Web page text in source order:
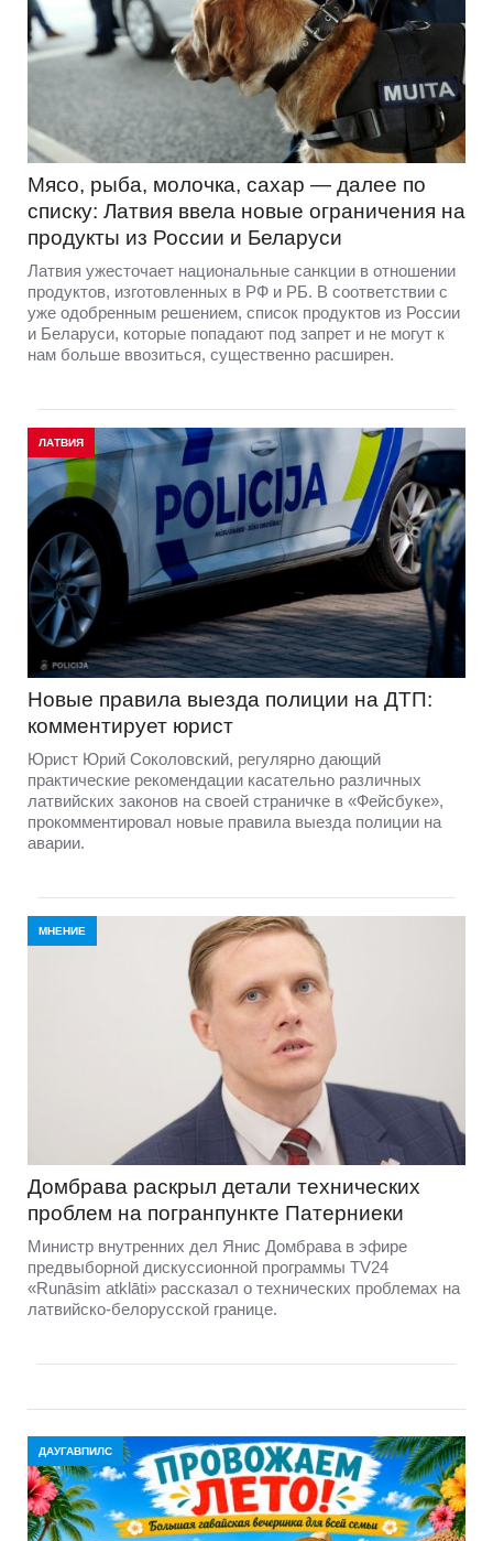
Мясо, рыба, молочка, сахар — далее по
списку: Латвия ввела новые ограничения на
продукты из России и Беларуси
Латвия ужесточает национальные санкции в отношении
продуктов, изготовленных в РФ и РБ. В соответствии с
уже одобренным решением, список продуктов из России
и Беларуси, которые попадают под запрет и не могут к
нам больше ввозиться, существенно расширен.
ЛАТВИЯ
Новые правила выезда полиции на ДТП:
комментирует юрист
Юрист Юрий Соколовский, регулярно дающий
практические рекомендации касательно различных
латвийских законов на своей страничке в «Фейсбуке»,
прокомментировал новые правила выезда полиции на
аварии.
МНЕНИЕ
Домбравa раскрыл детали технических
проблем на погранпункте Патерниеки
Министр внутренних дел Янис Домбрава в эфире
предвыборной дискуссионной программы TV24
«Runāsim atklāti» рассказал о технических проблемах на
латвийско-белорусской границе.
ДАУГАВПИЛС